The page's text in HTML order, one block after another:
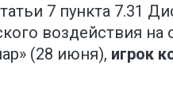
7 пункта 7.31
воздействия
(28 июня), игрок